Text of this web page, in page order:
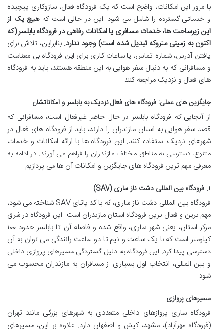
با مرور این امکانات، واضح است که یک فرودگاه فعال، سازوکاری پیچیده
و خدماتی گسترده را شامل می شود. این در حالی است کههیچ یک از
این زیرساخت ها، خدمات مسافری یا امکانات رفاهی در فرودگاه بابلسر (که
اکنون به زمینی متروکه تبدیل شده است) وجود ندارد. بنابراین، تلاش برای
یافتن آدرس، شماره تماس، یا ساعات کاری برای این فرودگاه بی معناست
و مسافرانی که به دنبال سفر هوایی به این منطقه هستند، باید به فرودگاه
های فعال و نزدیک مراجعه کنند.
جایگزین های عملی: فرودگاه های فعال نزدیک به بابلسر و امکاناتشان
از آنجایی که فرودگاه بابلسر در حال حاضر غیرفعال است، مسافرانی که
قصد سفر هوایی به استان مازندران را دارند، باید از فرودگاه های فعال در
شهرهای نزدیک استفاده کنند. این فرودگاه ها با ارائه امکانات و خدمات
متنوع، دسترسی به مناطق مختلف مازندران را فراهم می آورند. در ادامه به
معرفی مهم ترین فرودگاه های جایگزین و امکانات آن ها می پردازیم.
۱. فرودگاه بین المللی دشت ناز ساری (SAV)
فرودگاه بین المللی دشت ناز ساری، که با کد یاتای SAV شناخته می شود،
مهم ترین و فعال ترین فرودگاه استان مازندران است. این فرودگاه در شرق
مرکز استان، یعنی شهر ساری، واقع شده و فاصله آن تا بابلسر حدود ۱۰۰
کیلومتر است که با یک ساعت و نیم تا دو ساعت رانندگی می توان به آن
دسترسی پیدا کرد. این فرودگاه به دلیل گستردگی مسیرهای پروازی داخلی
و بین المللی، انتخاب اول بسیاری از مسافران به مازندران محسوب می
شود.
مسیرهای پروازی
فرودگاه ساری پروازهای داخلی متعددی به شهرهای بزرگی مانند تهران
(فرودگاه مهرآباد)، مشهد، کیش و اصفهان دارد. علاوه بر این، مسیرهای